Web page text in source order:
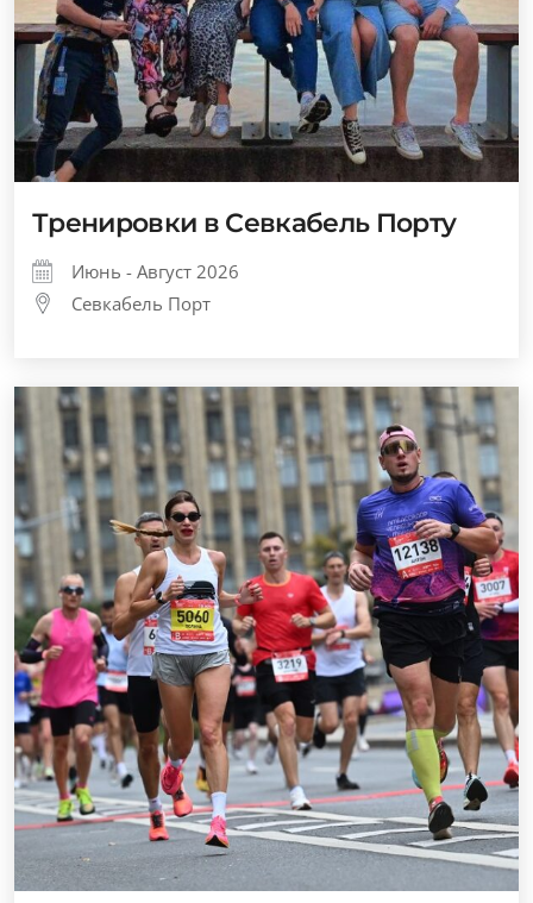
Тренировки в Севкабель Порту
Июнь - Август 2026
Севкабель Порт